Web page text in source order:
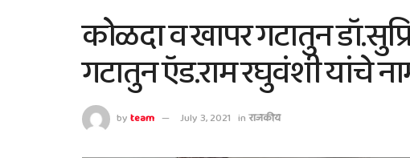
कोळदा व खापर गटातुन
गटातुन ऍड.राम रघुवंशी यांचे
byteam July 3, 2021 inराजकीय